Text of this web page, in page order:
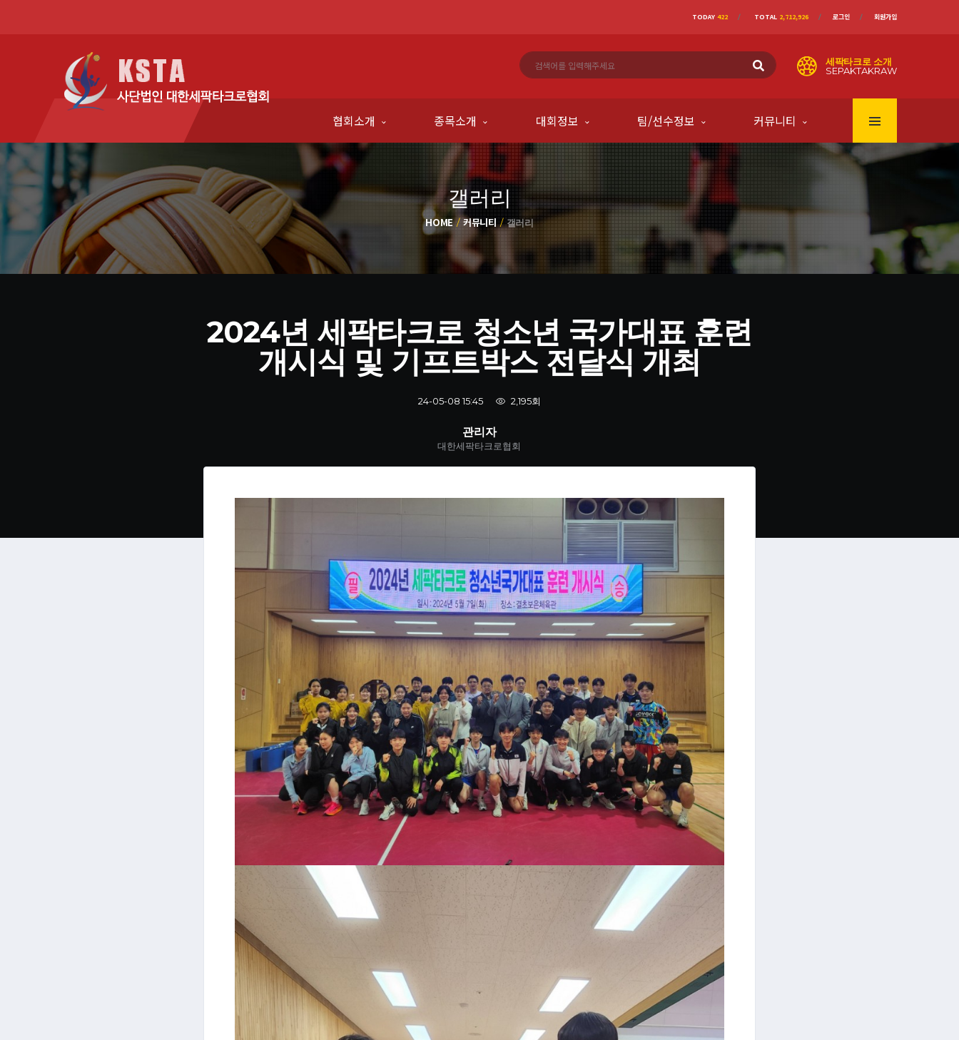
TODAY 422 TOTAL 2,712,926 로그인 회원가입
세팍타크로 소개
SEPAKTAKRAW
협회소개 종목소개 대회정보 팀/선수정보 커뮤니티
갤러리
HOME 커뮤니티 갤러리
2024년 세팍타크로 청소년 국가대표 훈련
개시식 및 기프트박스 전달식 개최
24-05-08 15:45 2,195회
관리자
대한세팍타크로협회